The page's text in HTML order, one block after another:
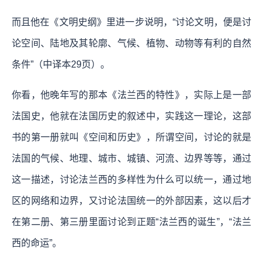
而且他在《文明史纲》里进一步说明，“讨论文明，便是讨
论空间、陆地及其轮廓、气候、植物、动物等有利的自然
条件”（中译本29页）。
你看，他晚年写的那本《法兰西的特性》，实际上是一部
法国史，他就在法国历史的叙述中，实践这一理论，这部
书的第一册就叫《空间和历史》，所谓空间，讨论的就是
法国的气候、地理、城市、城镇、河流、边界等等，通过
这一描述，讨论法兰西的多样性为什么可以统一，通过地
区的网络和边界，又讨论法国统一的外部因素，这以后才
在第二册、第三册里面讨论到正题“法兰西的诞生”，“法兰
西的命运”。